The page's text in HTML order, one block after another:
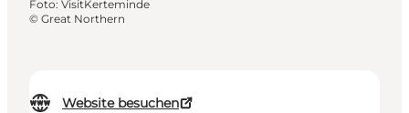
Website besuchen
Foto: VisitKerteminde
© Great Northern